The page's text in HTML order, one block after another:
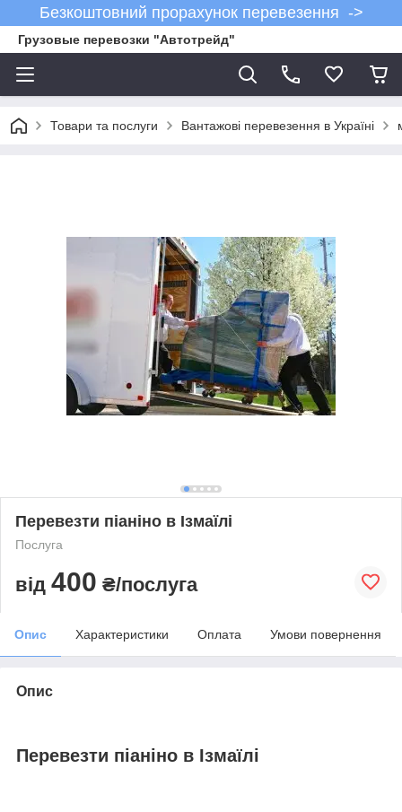
Безкоштовний прорахунок перевезення ->
Грузовые перевозки "Автотрейд"
Товари та послуги Вантажові перевезення в Україні
Перевезти піаніно в Ізмаїлі
Послуга
від 400 ₴/послуга
Опис Характеристики Оплата Умови повернення
Опис
Перевезти піаніно в Ізмаїлі